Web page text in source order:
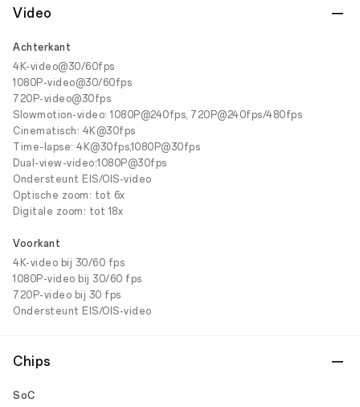
Video
Achterkant
4K-video@30/60fps
1080P-video@30/60fps
720P-video@30fps
Slowmotion-video: 1080P@240fps, 720P@240fps/480fps
Cinematisch: 4K@30fps
Time-lapse: 4K@30fps,1080P@30fps
Dual-view-video:1080P@30fps
Ondersteunt EIS/OIS-video
Optische zoom: tot 6x
Digitale zoom: tot 18x
Voorkant
4K-video bij 30/60 fps
1080P-video bij 30/60 fps
720P-video bij 30 fps
Ondersteunt EIS/OIS-video
Chips
SoC